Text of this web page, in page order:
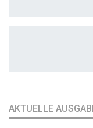
AKTUELLE